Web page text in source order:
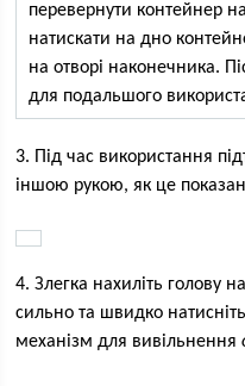
перевернути контейнер
натискати на дно
на отворі наконечника.
для подальшого
3. Під час використання
іншою рукою, як це
4. Злегка нахиліть голову
сильно та швидко
механізм для вивільнення